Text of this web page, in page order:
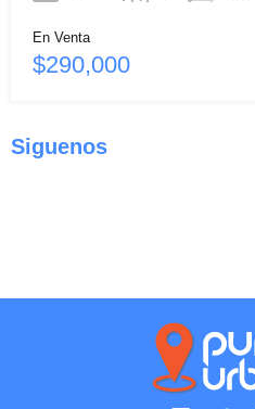
En Venta
$290,000
Siguenos